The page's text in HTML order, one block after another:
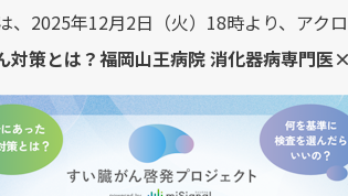
、2025年12月2日（火）18時より、アク
対策とは？福岡山王病院 消化器病専門医